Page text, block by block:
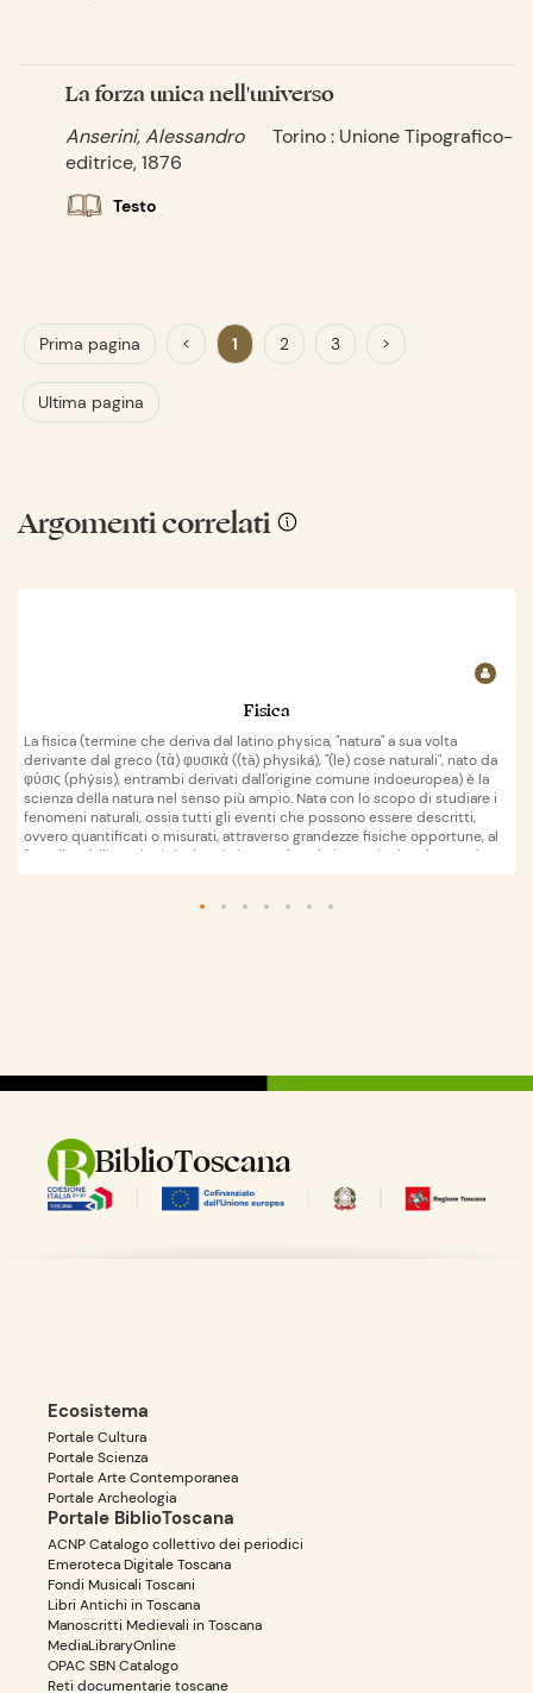
La forza unica nell'universo
Anserini, Alessandro
Torino : Unione Tipografico-
editrice, 1876
Testo
Prima pagina < 1 2 3 >
Ultima pagina
Argomenti correlati
Fisica
La fisica (termine che deriva dal latino physica, "natura" a sua volta
derivante dal greco (τὰ) φυσικά ((tà) physiká), "(le) cose naturali", nato da
φύσις (phýsis), entrambi derivati dall'origine comune indoeuropea) è la
scienza della natura nel senso più ampio. Nata con lo scopo di studiare i
fenomeni naturali, ossia tutti gli eventi che possono essere descritti,
ovvero quantificati o misurati, attraverso grandezze fisiche opportune, al
fine di stabilire principi e leggi che regolano le interazioni tra le grandezze
scientifico, il cui scopo ultimo è fornire uno schema semplificato, o
Wikipedia
BiblioToscana
Ecosistema
Portale Cultura
Portale Scienza
Portale Arte Contemporanea
Portale Archeologia
Portale BiblioToscana
ACNP Catalogo collettivo dei periodici
Emeroteca Digitale Toscana
Fondi Musicali Toscani
Libri Antichi in Toscana
Manoscritti Medievali in Toscana
MediaLibraryOnline
OPAC SBN Catalogo
Reti documentarie toscane